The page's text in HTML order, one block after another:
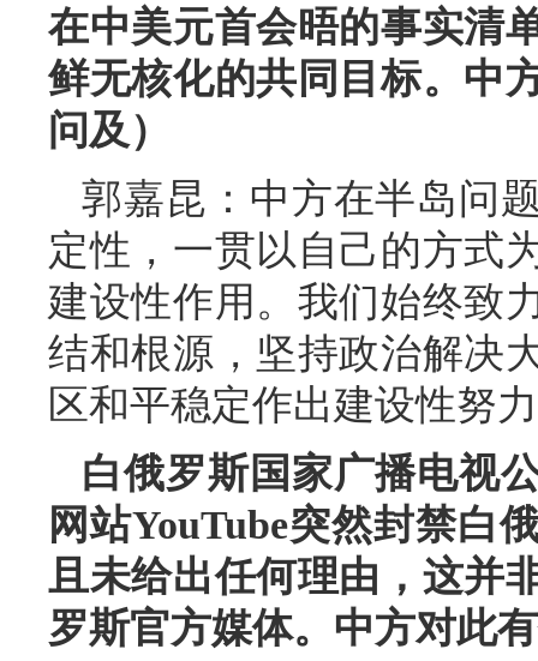
在中美元首会晤的事实清
鲜无核化的共同目标。中
问及）
郭嘉昆：中方在半岛问
定性，一贯以自己的方式
建设性作用。我们始终致
结和根源，坚持政治解决
区和平稳定作出建设性努
白俄罗斯国家广播电视
网站YouTube突然封禁白
且未给出任何理由，这并
罗斯官方媒体。中方对此